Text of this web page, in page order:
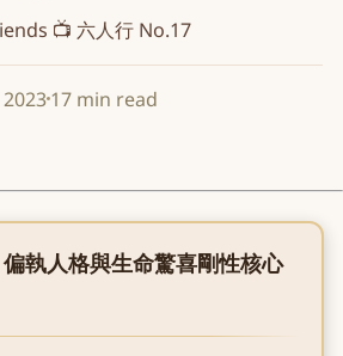
📺 六人行 No.17
17 min read
執人格與生命驚喜剛性核心